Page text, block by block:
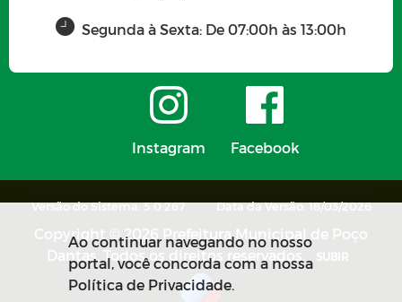
TERCEIRIZADOS
PADRÃO REMUNERATÓRIO DOS
CARGOS E FUNÇÕES
GRAU DE SIGILO
NOS ÚLTIMOS 12 MESES
INCENTIVOS CULTURAIS
RENÚNCIA FISCAL E DESONERAÇÕES
Segunda à Sexta: De 07:00h às 13:00h
Instagram Facebook
Versão do Sistema: 5.0.267 Data da Versão: 18/03/2026
Copyright © 2026 Prefeitura Municipal de Poço
Dantas. Todos os direitos reservados.
SUBIR
Ao continuar navegando no nosso
portal, você concorda com a nossa
Política de Privacidade.